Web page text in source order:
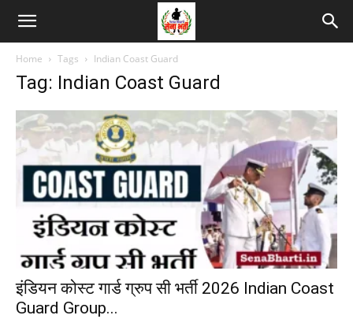
Home Tags Indian Coast Guard
Tag: Indian Coast Guard
इंडियन कोस्ट गार्ड ग्रुप सी भर्ती 2026 Indian Coast
Guard Group...